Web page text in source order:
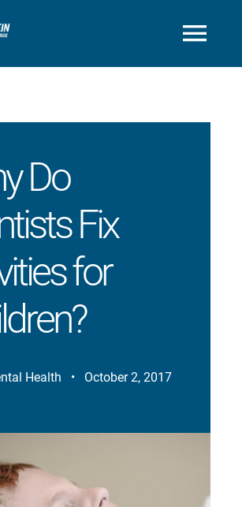
Leistungen
Kontakt
Do
Fix
for
Health • October 2, 2017